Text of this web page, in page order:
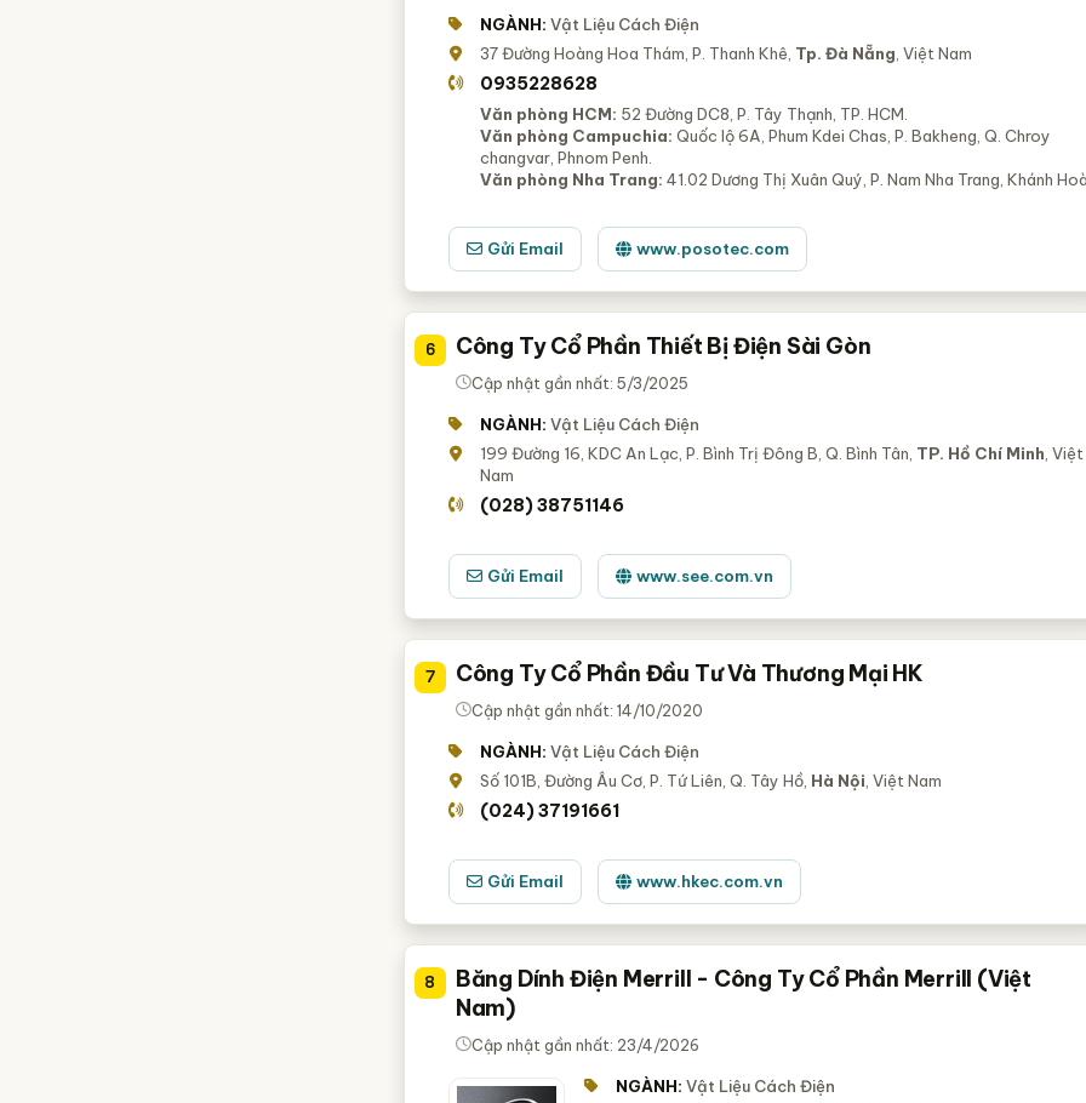
NGÀNH: Vật Liệu Cách Điện
37 Đường Hoàng Hoa Thám, P. Thanh Khê, Tp. Đà Nẵng , Việt Nam
0935228628
Văn phòng HCM: 52 Đường DC8, P. Tây Thạnh, TP. HCM.
Văn phòng Campuchia: Quốc lộ 6A, Phum Kdei Chas, P. Bakheng, Q. Chroy
changvar, Phnom Penh.
Văn phòng Nha Trang: 41.02 Dương Thị Xuân Quý, P. Nam Nha Trang, Khánh
Gửi Email www.posotec.com
6 Công Ty Cổ Phần Thiết Bị Điện Sài Gòn
Cập nhật gần nhất: 5/3/2025
NGÀNH: Vật Liệu Cách Điện
199 Đường 16, KDC An Lạc, P. Bình Trị Đông B, Q. Bình Tân, TP. Hồ Chí Minh , Việt
Nam
(028) 38751146
Gửi Email www.see.com.vn
7 Công Ty Cổ Phần Đầu Tư Và Thương Mại HK
Cập nhật gần nhất: 14/10/2020
NGÀNH: Vật Liệu Cách Điện
Số 101B, Đường Âu Cơ, P. Tứ Liên, Q. Tây Hồ, Hà Nội , Việt Nam
(024) 37191661
Gửi Email www.hkec.com.vn
8
Băng Dính Điện Merrill - Công Ty Cổ Phần Merrill (Việt
Nam)
Cập nhật gần nhất: 23/4/2026
NGÀNH: Vật Liệu Cách Điện